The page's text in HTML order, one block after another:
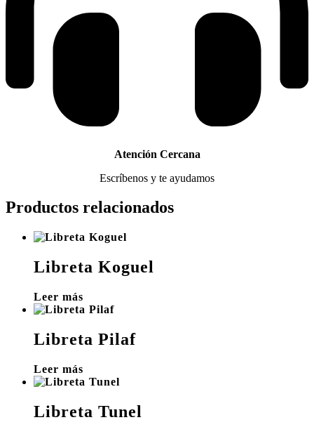
Atención Cercana
Escríbenos y te ayudamos
Productos relacionados
Libreta Koguel
Leer más
Libreta Pilaf
Leer más
Libreta Tunel